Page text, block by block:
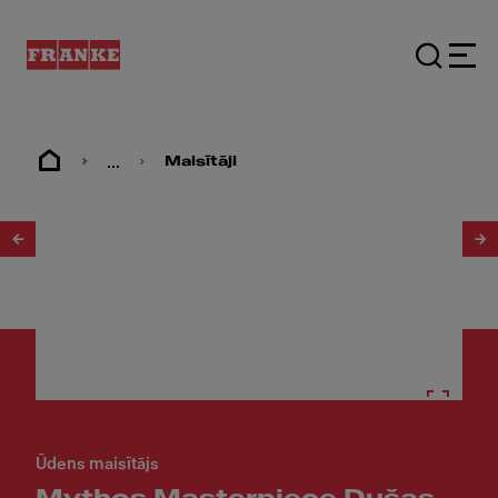
... Maisītāji
Ūdens maisītājs